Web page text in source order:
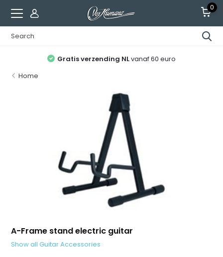
0
Gratis verzending NLvanaf 60 euro
Home
A-Frame stand electric guitar
Show all Guitar Accessories